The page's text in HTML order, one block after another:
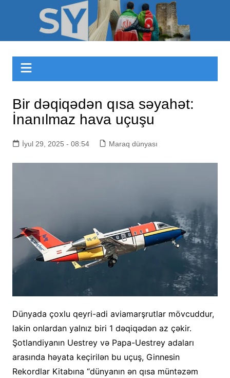
Sizinyol.org
Bir dəqiqədən qısa səyahət:
İnanılmaz hava uçuşu
İyul 29, 2025 - 08:54 Maraq dünyası
Dünyada çoxlu qeyri-adi aviamarşrutlar mövcuddur,
lakin onlardan yalnız biri 1 dəqiqədən az çəkir.
Şotlandiyanın Uestrey və Papa-Uestrey adaları
arasında həyata keçirilən bu uçuş, Ginnesin
Rekordlar Kitabına “dünyanın ən qısa müntəzəm